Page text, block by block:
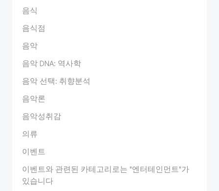
음식
음식점
음악
음악 DNA: 역사학
음악 선택: 취향분석
음악론
음악성취감
의류
이벤트
이벤트와 관련된 카테고리로는 "엔터테인먼트"가
있습니다